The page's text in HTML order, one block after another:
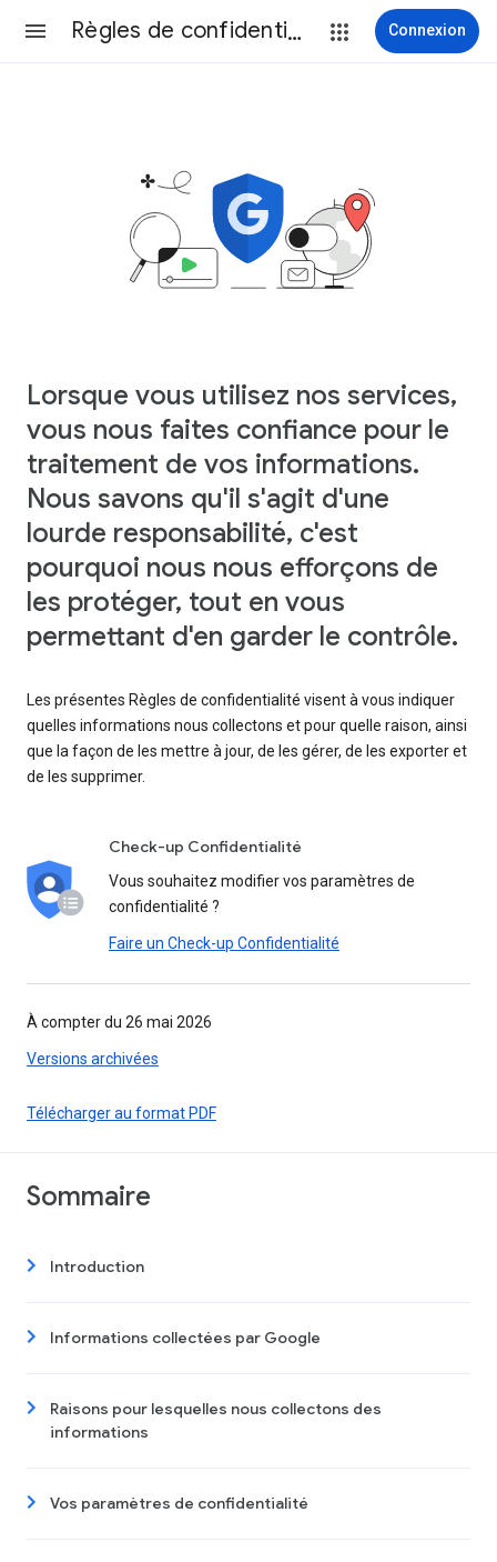
Règles de confidentialité Connexion
Lorsque vous utilisez nos services,
vous nous faites confiance pour le
traitement de vos informations.
Nous savons qu'il s'agit d'une
lourde responsabilité, c'est
pourquoi nous nous efforçons de
les protéger, tout en vous
permettant d'en garder le contrôle.
Les présentes Règles de confidentialité visent à vous indiquer
quelles informations nous collectons et pour quelle raison, ainsi
que la façon de les mettre à jour, de les gérer, de les exporter et
de les supprimer.
Check-up Confidentialité
Vous souhaitez modifier vos paramètres de
confidentialité ?
Faire un Check-up Confidentialité
À compter du 26 mai 2026
Versions archivées
Télécharger au format PDF
Sommaire
Introduction
Informations collectées par Google
Raisons pour lesquelles nous collectons des
informations
Vos paramètres de confidentialité